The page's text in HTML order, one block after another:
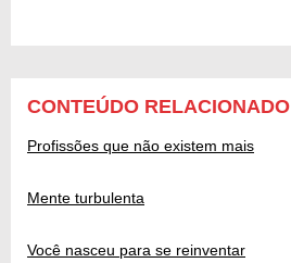
CONTEÚDO RELACIONADO
Profissões que não existem mais
Mente turbulenta
Você nasceu para se reinventar